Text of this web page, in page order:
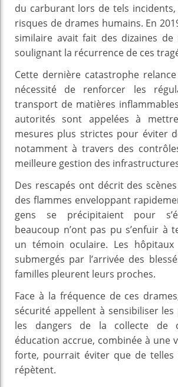
du carburant lors de tels
risques de drames humains. En
similaire avait fait des dizaines de
soulignant la récurrence de ces
Cette dernière catastrophe
nécessité de renforcer les
transport de matières
autorités sont appelées à
mesures plus strictes pour éviter
notamment à travers des
meilleure gestion des
Des rescapés ont décrit des
des flammes enveloppant
gens se précipitaient pour
beaucoup n’ont pas pu s’enfuir à
un témoin oculaire. Les
submergés par l’arrivée des
familles pleurent leurs proches.
Face à la fréquence de ces
sécurité appellent à sensibiliser
les dangers de la collecte de
éducation accrue, combinée à une
forte, pourrait éviter que de telles
répètent.